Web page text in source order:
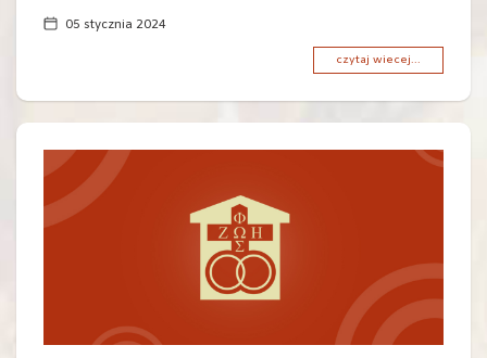
05 stycznia 2024
czytaj wiecej...